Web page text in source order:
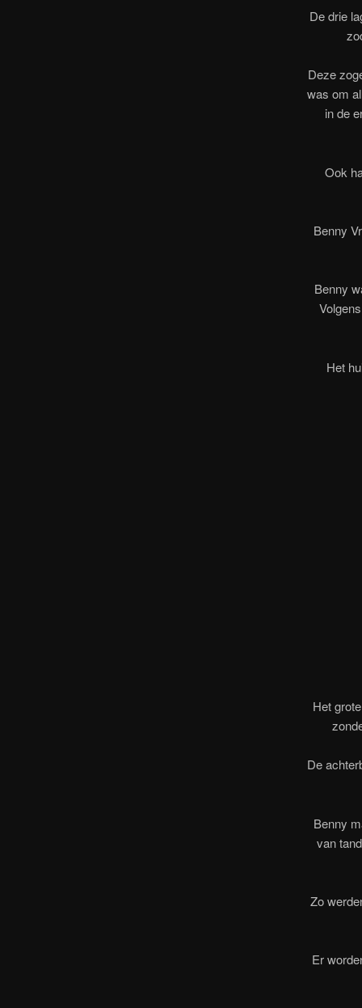
De drie
Deze
was om
in de
Ook
Benny
Benny
Het
Het
De
Benny
van
Zo
Er